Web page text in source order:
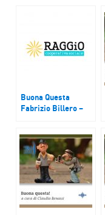
Buona Questa
Fabrizio Billero –